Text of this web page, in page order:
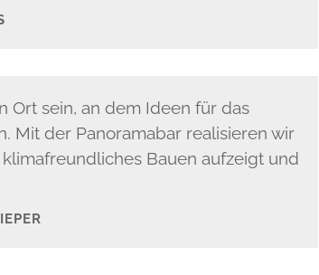
Ort sein, an dem Ideen für das
Mit der Panoramabar realisieren wir
Bauen aufzeigt und